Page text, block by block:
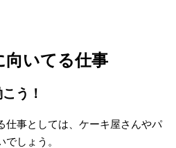
向いてる仕事
う！
仕事としては、ケーキ屋さんやパ
しょう。